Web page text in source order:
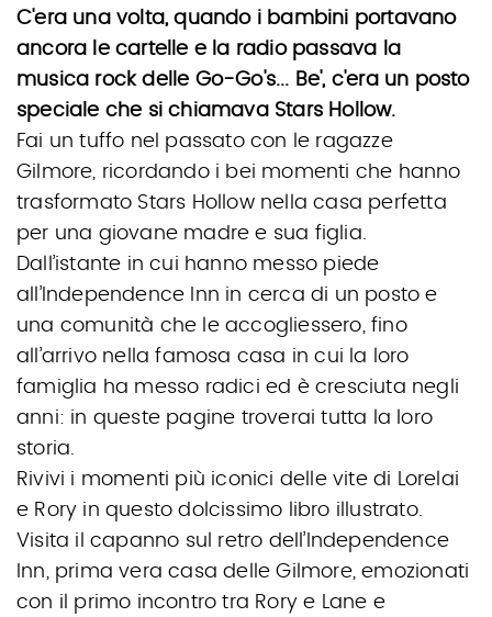
C'era una volta, quando i bambini portavano
ancora le cartelle e la radio passava la
musica rock delle Go-Go's... Be', c'era un posto
speciale che si chiamava Stars Hollow.
Fai un tuffo nel passato con le ragazze
Gilmore, ricordando i bei momenti che hanno
trasformato Stars Hollow nella casa perfetta
per una giovane madre e sua figlia.
Dall’istante in cui hanno messo piede
all’Independence Inn in cerca di un posto e
una comunità che le accogliessero, fino
all’arrivo nella famosa casa in cui la loro
famiglia ha messo radici ed è cresciuta negli
anni: in queste pagine troverai tutta la loro
storia.
Rivivi i momenti più iconici delle vite di Lorelai
e Rory in questo dolcissimo libro illustrato.
Visita il capanno sul retro dell’Independence
Inn, prima vera casa delle Gilmore, emozionati
con il primo incontro tra Rory e Lane e